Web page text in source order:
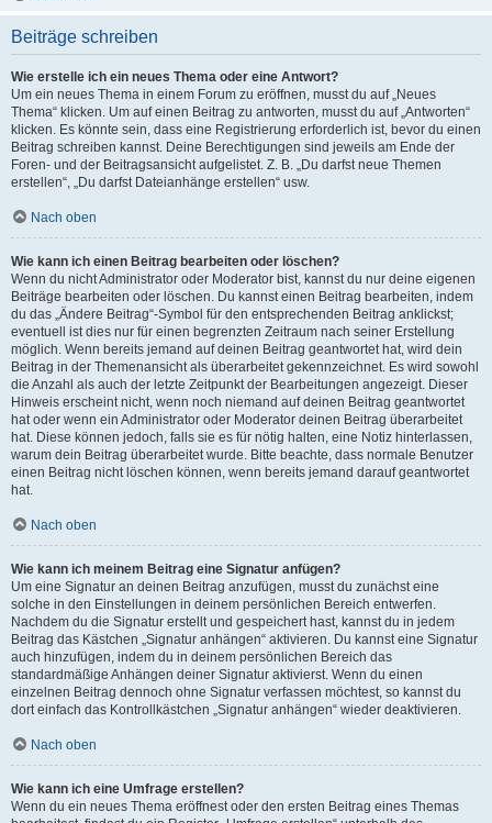
Beiträge schreiben
Wie erstelle ich ein neues Thema oder eine Antwort?
Um ein neues Thema in einem Forum zu eröffnen, musst du auf „Neues
Thema“ klicken. Um auf einen Beitrag zu antworten, musst du auf „Antworten“
klicken. Es könnte sein, dass eine Registrierung erforderlich ist, bevor du einen
Beitrag schreiben kannst. Deine Berechtigungen sind jeweils am Ende der
Foren- und der Beitragsansicht aufgelistet. Z. B. „Du darfst neue Themen
erstellen“, „Du darfst Dateianhänge erstellen“ usw.
Nach oben
Wie kann ich einen Beitrag bearbeiten oder löschen?
Wenn du nicht Administrator oder Moderator bist, kannst du nur deine eigenen
Beiträge bearbeiten oder löschen. Du kannst einen Beitrag bearbeiten, indem
du das „Ändere Beitrag“-Symbol für den entsprechenden Beitrag anklickst;
eventuell ist dies nur für einen begrenzten Zeitraum nach seiner Erstellung
möglich. Wenn bereits jemand auf deinen Beitrag geantwortet hat, wird dein
Beitrag in der Themenansicht als überarbeitet gekennzeichnet. Es wird sowohl
die Anzahl als auch der letzte Zeitpunkt der Bearbeitungen angezeigt. Dieser
Hinweis erscheint nicht, wenn noch niemand auf deinen Beitrag geantwortet
hat oder wenn ein Administrator oder Moderator deinen Beitrag überarbeitet
hat. Diese können jedoch, falls sie es für nötig halten, eine Notiz hinterlassen,
warum dein Beitrag überarbeitet wurde. Bitte beachte, dass normale Benutzer
einen Beitrag nicht löschen können, wenn bereits jemand darauf geantwortet
hat.
Nach oben
Wie kann ich meinem Beitrag eine Signatur anfügen?
Um eine Signatur an deinen Beitrag anzufügen, musst du zunächst eine
solche in den Einstellungen in deinem persönlichen Bereich entwerfen.
Nachdem du die Signatur erstellt und gespeichert hast, kannst du in jedem
Beitrag das Kästchen „Signatur anhängen“ aktivieren. Du kannst eine Signatur
auch hinzufügen, indem du in deinem persönlichen Bereich das
standardmäßige Anhängen deiner Signatur aktivierst. Wenn du einen
einzelnen Beitrag dennoch ohne Signatur verfassen möchtest, so kannst du
dort einfach das Kontrollkästchen „Signatur anhängen“ wieder deaktivieren.
Nach oben
Wie kann ich eine Umfrage erstellen?
Wenn du ein neues Thema eröffnest oder den ersten Beitrag eines Themas